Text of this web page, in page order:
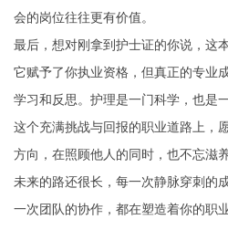
会的岗位往往更有价值。
最后，想对刚拿到护士证的你说，这
它赋予了你执业资格，但真正的专业
学习和反思。护理是一门科学，也是
这个充满挑战与回报的职业道路上，
方向，在照顾他人的同时，也不忘滋养
未来的路还很长，每一次静脉穿刺的
一次团队的协作，都在塑造着你的职